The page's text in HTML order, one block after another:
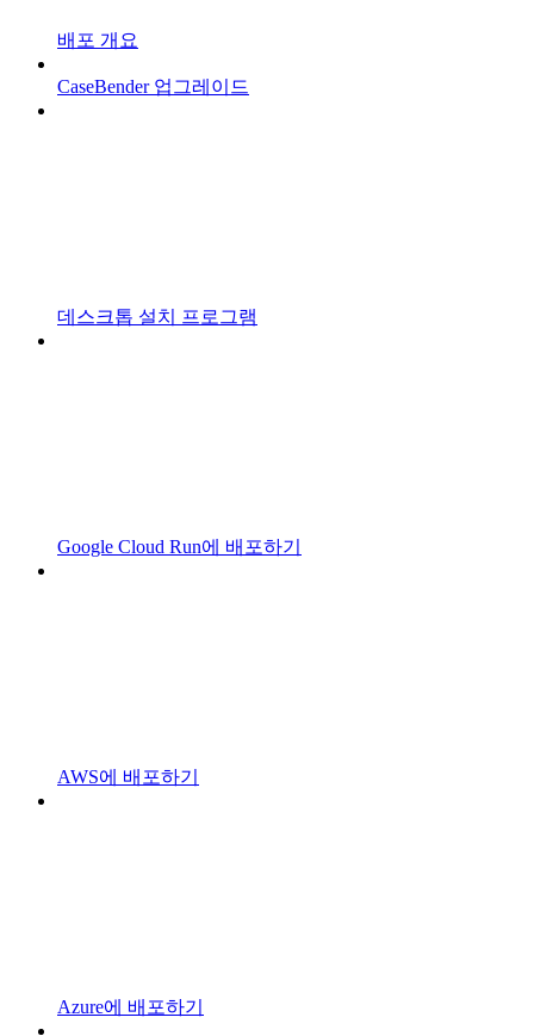
배포 개요
CaseBender 업그레이드
데스크톱 설치 프로그램
Google Cloud Run에 배포하기
AWS에 배포하기
Azure에 배포하기